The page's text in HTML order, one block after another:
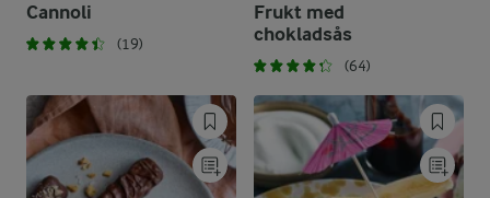
Cannoli
(19)
Frukt med
chokladsås
(64)